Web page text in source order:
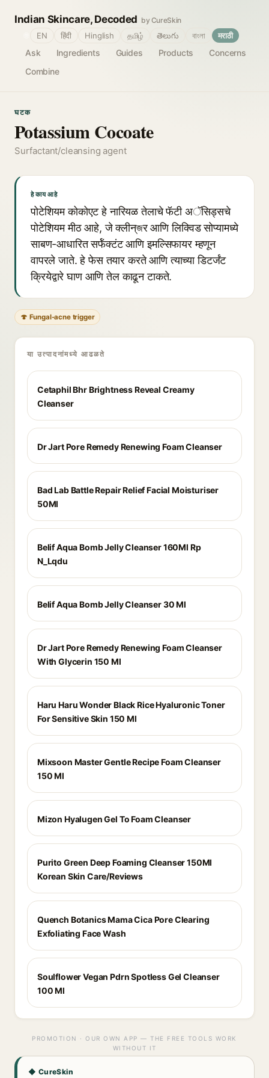
Indian Skincare, Decoded by CureSkin
Ask Ingredients Guides Products
Concerns
Combine
EN हिंदी Hinglish தமிழ் తెలుగు বাংলা मराठी
घटक
Potassium Cocoate
Surfactant/cleansing agent
हे काय आहे
पोटेशियम कोकोएट हे नारियळ तेलाचे फॅटी अॅसिड्सचे
पोटेशियम मीठ आहे, जे क्लीन्জर आणि लिक्विड सोप्यामध्ये
साबण-आधारित सर्फॅक्टंट आणि इमल्सिफायर म्हणून
वापरले जाते. हे फेस तयार करते आणि त्याच्या डिटर्जंट
क्रियेद्वारे घाण आणि तेल काढून टाकते.
🍄 Fungal-acne trigger
या उत्पादनांमध्ये आढळते
Cetaphil Bhr Brightness Reveal Creamy
Cleanser
Dr Jart Pore Remedy Renewing Foam Cleanser
Bad Lab Battle Repair Relief Facial Moisturiser
50Ml
Belif Aqua Bomb Jelly Cleanser 160Ml Rp
N_Lqdu
Belif Aqua Bomb Jelly Cleanser 30 Ml
Dr Jart Pore Remedy Renewing Foam Cleanser
With Glycerin 150 Ml
Haru Haru Wonder Black Rice Hyaluronic Toner
For Sensitive Skin 150 Ml
Mixsoon Master Gentle Recipe Foam Cleanser
150 Ml
Mizon Hyalugen Gel To Foam Cleanser
Purito Green Deep Foaming Cleanser 150Ml
Korean Skin Care/Reviews
Quench Botanics Mama Cica Pore Clearing
Exfoliating Face Wash
Soulflower Vegan Pdrn Spotless Gel Cleanser
100 Ml
PROMOTION · OUR OWN APP — THE FREE TOOLS WORK
WITHOUT IT
◆ CureSkin